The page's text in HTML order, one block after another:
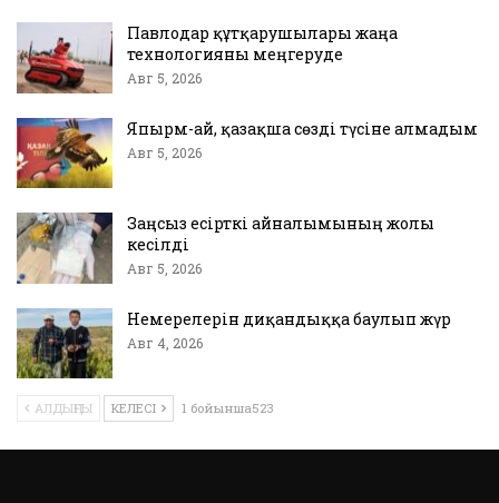
Павлодар құтқарушылары жаңа
технологияны меңгеруде
Авг 5, 2026
Япырм-ай, қазақша сөзді түсіне алмадым
Авг 5, 2026
Заңсыз есірткі айналымының жолы
кесілді
Авг 5, 2026
Немерелерін диқандыққа баулып жүр
Авг 4, 2026
АЛДЫҢҒЫ КЕЛЕСІ 1 бойынша523